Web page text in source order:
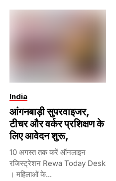
India
आंगनबाड़ी सुपरवाइजर,
टीचर और वर्कर प्रशिक्षण के
लिए आवेदन शुरू,
10 अगस्त तक करें ऑनलाइन
रजिस्ट्रेशन Rewa Today Desk
। महिलाओं के...